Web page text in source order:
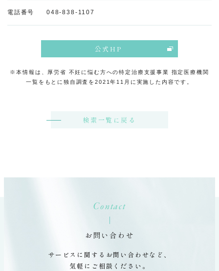
電話番号 048-838-1107
公式HP
※本情報は、厚労省 不妊に悩む方への特定治療支援事業 指定医療機関
一覧をもとに独自調査を2021年11月に実施した内容です。
検索一覧に戻る
Contact
お問い合わせ
サービスに関するお問い合わせなど、
気軽にご相談ください。